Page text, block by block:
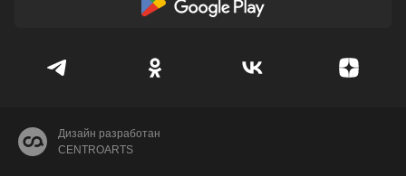
Дизайн разработан
CENTROARTS